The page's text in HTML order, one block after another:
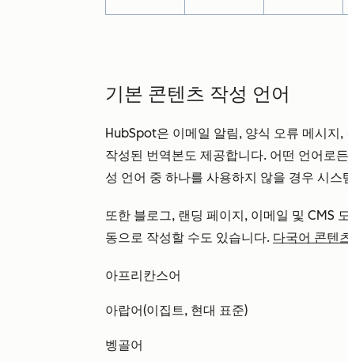
기본 콘텐츠 작성 언어
HubSpot은 이메일 알림, 양식 오류 메시지
작성된 번역본도 제공합니다. 어떤 언어로
성 언어 중 하나를 사용하지 않을 경우 시
또한 블로그, 랜딩 페이지, 이메일 및 CMS
동으로 작성할 수도 있습니다. 다국어 콘텐
아프리칸스어
아랍어(이집트, 현대 표준)
벵골어